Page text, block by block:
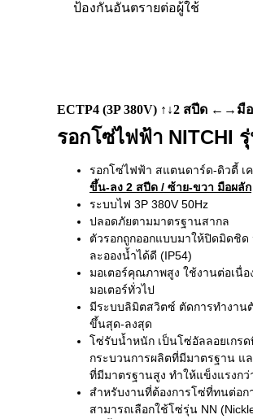
ป้องกันอันตรายต่อผู้ใช้
ECTP4 (3P 380V) ↑↓2 สปีด ←→มื
รอกโซ่ไฟฟ้า NITCHI
รอกโซ่ไฟฟ้า สแตนดาร์ด-ดิวตี้ เ
ขึ้น-ลง 2 สปีด / ซ้าย-ขวา มือผลัก
ระบบไฟ 3P 380V 50Hz
ปลอดภัยตามมาตรฐานสากล
ตัวรอกถูกออกแบบมาให้ปิดมิดชิด
ละอองน้ำได้ดี (IP54)
มอเตอร์คุณภาพสูง ใช้งานต่อเนื่อ
มอเตอร์ทั่วไป
มีระบบลิมิตสวิตซ์ ตัดการทำงาน
ขึ้นสุด-ลงสุด
โซ่รับน้ำหนัก เป็นโซ่อัลลอยเกร
กระบวนการผลิตที่มีมาตรฐาน แ
ที่มีมาตรฐานสูง ทำให้แข็งแรงกว่
สำหรับงานที่ต้องการโซ่ที่ทนต่อก
สามารถเลือกใช้โซ่รุ่น NN